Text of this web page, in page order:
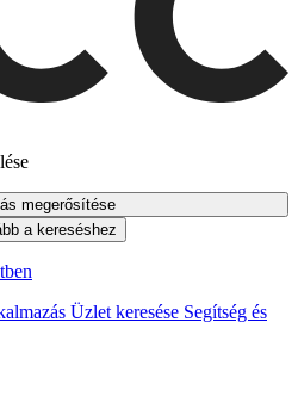
megerősítése
a kereséshez
Üzlet keresése Segítség és